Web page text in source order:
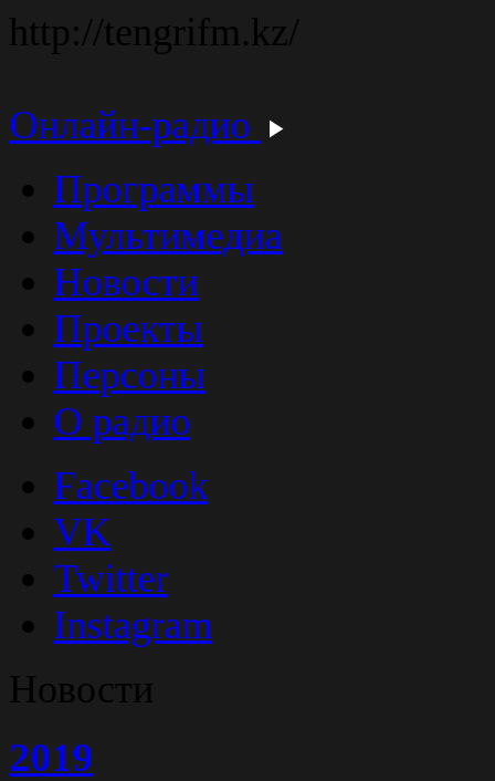
http://tengrifm.kz/
Онлайн-радио
Программы
Мультимедиа
Новости
Проекты
Персоны
О радио
Facebook
VK
Twitter
Instagram
Новости
2019